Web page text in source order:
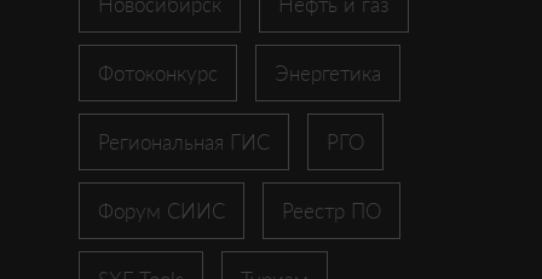
Фотоконкурс Энергетика
Региональная ГИС РГО
Форум СИИС Реестр ПО